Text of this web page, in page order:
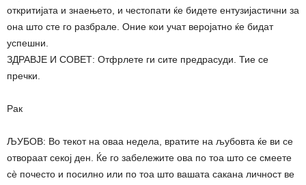
откритијата и знаењето, и честопати ќе бидете ентузијастични за
она што сте го разбрале. Оние кои учат веројатно ќе бидат
успешни.
ЗДРАВЈЕ И СОВЕТ: Отфрлете ги сите предрасуди. Тие се
пречки.
Рак
ЉУБОВ: Во текот на оваа недела, вратите на љубовта ќе ви се
отвораат секој ден. Ќе го забележите ова по тоа што се смеете
сè почесто и посилно или по тоа што вашата сакана личност ве